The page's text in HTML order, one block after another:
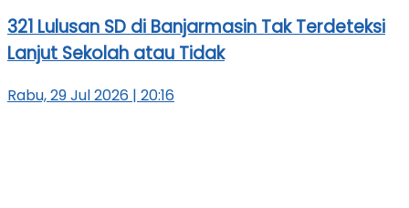
321 Lulusan SD di Banjarmasin Tak Terdeteksi
Lanjut Sekolah atau Tidak
Rabu, 29 Jul 2026 | 20:16